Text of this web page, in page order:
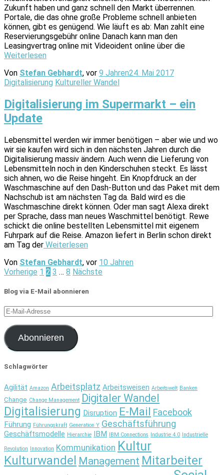
Zukunft haben und ganz schnell den Markt überrennen.
Portale, die das ohne große Probleme schnell anbieten
können, gibt es genügend. Wie läuft es ab: Man zahlt eine
Reservierungsgebühr online Danach kann man den
Leasingvertrag online mit Videoident online über die
Weiterlesen
Von Stefan Gebhardt, vor 9 Jahren24. Mai 2017
Digitalisierung Kultureller Wandel
Digitalisierung im Supermarkt – ein
Update
Lebensmittel werden wir immer benötigen – aber wie und wo
wir sie kaufen wird sich in den nächsten Jahren durch die
Digitalisierung massiv ändern. Auch wenn die Lieferung von
Lebensmitteln noch in den Kinderschuhen steckt. Es lässt
sich ahnen, wo die Reise hingeht. Ein Knopfdruck an der
Waschmaschine auf den Dash-Button und das Paket mit dem
Nachschub ist am nächsten Tag da. Bald wird es die
Waschmaschine direkt können. Oder man sagt Alexa direkt
per Sprache, dass man neues Waschmittel benötigt. Rewe
schickt die online bestellten Lebensmittel mit eigenem
Fuhrpark auf die Reise. Amazon liefert in Berlin schon direkt
am Tag der Weiterlesen
Von Stefan Gebhardt, vor 10 Jahren
Seitennummerierung
der
Vorherige 1 2 3 … 8 Nächste
Blog via E-Mail abonnieren
E-
Adresse
Abonnieren
Schlagwörter
Agilität Amazon Arbeitsplatz Arbeitsweisen Arbeitswelt Banken
Change Change Management Digitaler Wandel
Digitalisierung Disruption E-Mail Facebook
Führung Führungskraft Generation Y Geschäftsführung
Geschäftsmodelle Hierarchie IBM IBM Connections Industrie 4.0 Industrielle
Revolution Innovation Kommunikation Kultur
Kulturwandel Management Mitarbeiter